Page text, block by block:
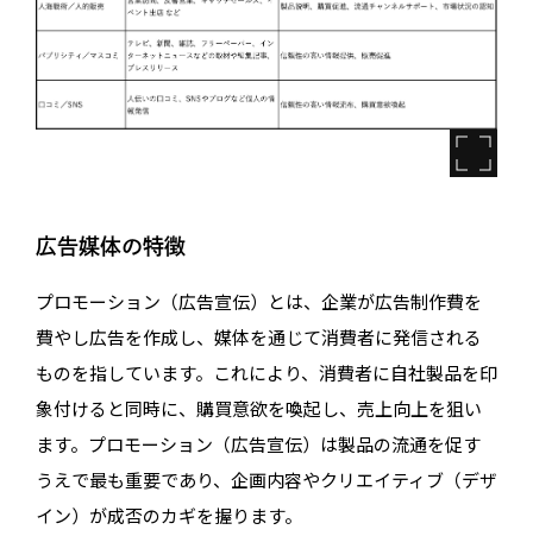
広告媒体の特徴
プロモーション（広告宣伝）とは、企業が広告制作費を
費やし広告を作成し、媒体を通じて消費者に発信される
ものを指しています。これにより、消費者に自社製品を印
象付けると同時に、購買意欲を喚起し、売上向上を狙い
ます。プロモーション（広告宣伝）は製品の流通を促す
うえで最も重要であり、企画内容やクリエイティブ（デザ
イン）が成否のカギを握ります。